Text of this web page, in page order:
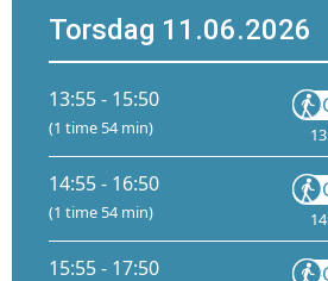
Torsdag 11.06.2026
13:55 - 15:50
(1 time 54 min)
14:55 - 16:50
(1 time 54 min)
15:55 - 17:50